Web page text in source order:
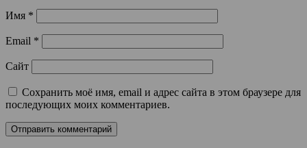
Имя *
Email *
Сайт
Сохранить моё имя, email и адрес сайта в этом браузере для
последующих моих комментариев.